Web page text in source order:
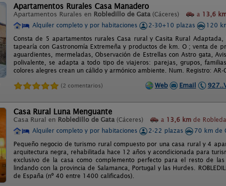
Apartamentos Rurales Casa Manadero
Apartamentos Rurales en Robledillo de Gata (Cáceres) a 13,6
Alquiler completo y por habitaciones
2-30+10 plazas 120
Consta de 5 apartamentos rurales Casa rural y Casita Rural
tapearía con Gastronomía Extremeña y productos de km. O ; venta de
aguardientes, mermeladas, Observación de Estrellas con Astro gata,
polivalente, se adapta a todo tipo de viajeros: parejas, grupos,
colores alegres crean un cálido y armónico ambiente. Num. Registro: AR-
(2 comentarios) Web Email
Casa Rural Luna Menguante
Casa Rural en Robledillo de Gata (Cáceres) a 13,6 km de
Alquiler completo y por habitaciones
2-22 plazas
70 km de
Pequeño negocio de turismo rural compuesto por una casa rural y 4
arquitectura negra, rehabilitada hace 12 años y acondicionada para
exclusivo de la casa como complemento perfecto para el resto de
lindando con la provincia de Salamanca, Portugal y las Hurdes.
de España (nº 40 entre 1400 calificados).